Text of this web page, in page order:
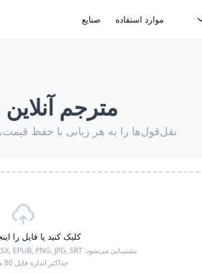
موارد استفاده صنایع
مترجم
نقل‌قول‌ها را به هر زبانی با حفظ
کلیک کنید یا فایل را
پشتیبانی می‌شود: EPUB, PNG, JPG, SRT,
حداکثر اندازه فایل 80 مگابایت